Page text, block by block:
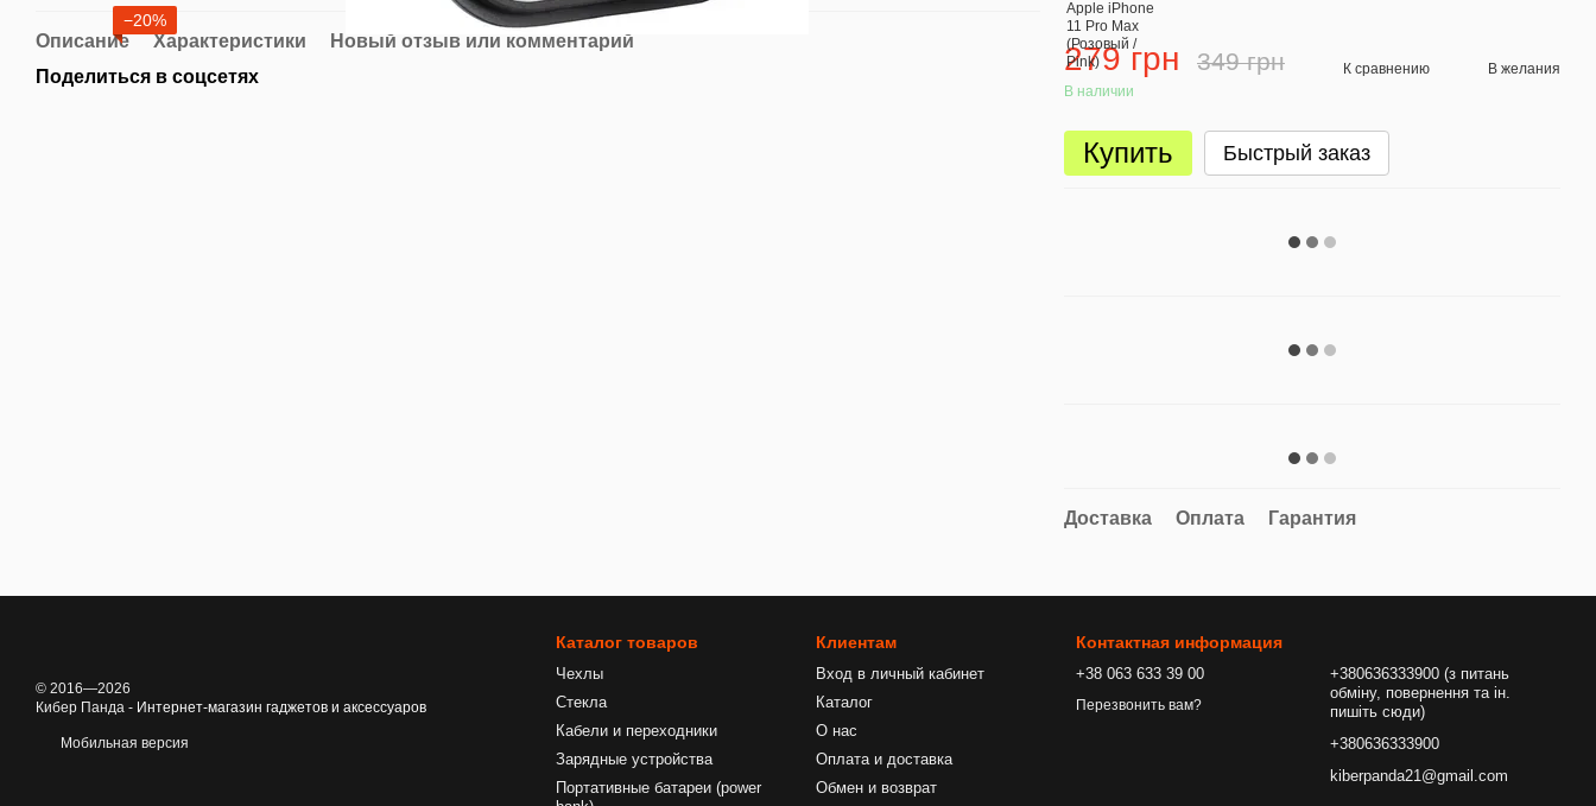
−20%
Описание Характеристики
Новый отзыв или комментарий
Поделиться в соцсетях
279 грн 349 грн
В наличии
К сравнению В желания
Купить Быстрый заказ
Доставка Оплата Гарантия
© 2016—2026
Кибер Панда - Интернет-магазин гаджетов и аксессуаров
Мобильная версия
Каталог товаров
Чехлы
Стекла
Кабели и переходники
Зарядные устройства
Портативные батареи (power
Клиентам
Вход в личный кабинет
Каталог
О нас
Оплата и доставка
Обмен и возврат
Контактная информация
+38 063 633 39 00
Перезвонить вам?
+380636333900 (з питань
обміну, повернення та ін.
пишіть сюди)
+380636333900
kiberpanda21@gmail.com